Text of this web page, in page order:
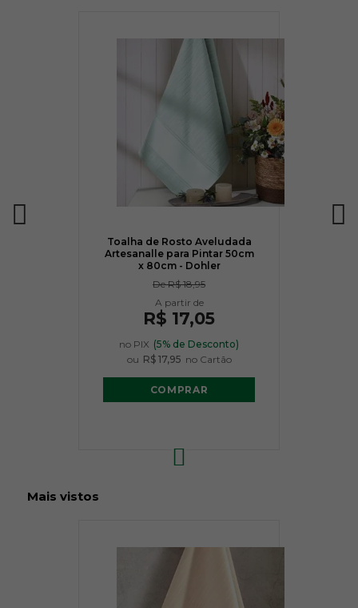
Toalha de Rosto Aveludada
Artesanalle para Pintar 50cm
x 80cm - Dohler
DeR$ 18,95
R$ 17,05
no PIX (5% de Desconto)
ou R$ 17,95 no Cartão
COMPRAR
Mais vistos